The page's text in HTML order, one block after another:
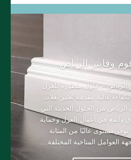
وفايبر الرياض
الرياض – حلول متطورة للعزل
عالية مقدمة تُعتبر نعلات
الرياض من الحلول الحديثة التي
واسع في أعمال العزل وحماية
مستوى عاليًا من المتانة
العوامل المناخية المختلفة....